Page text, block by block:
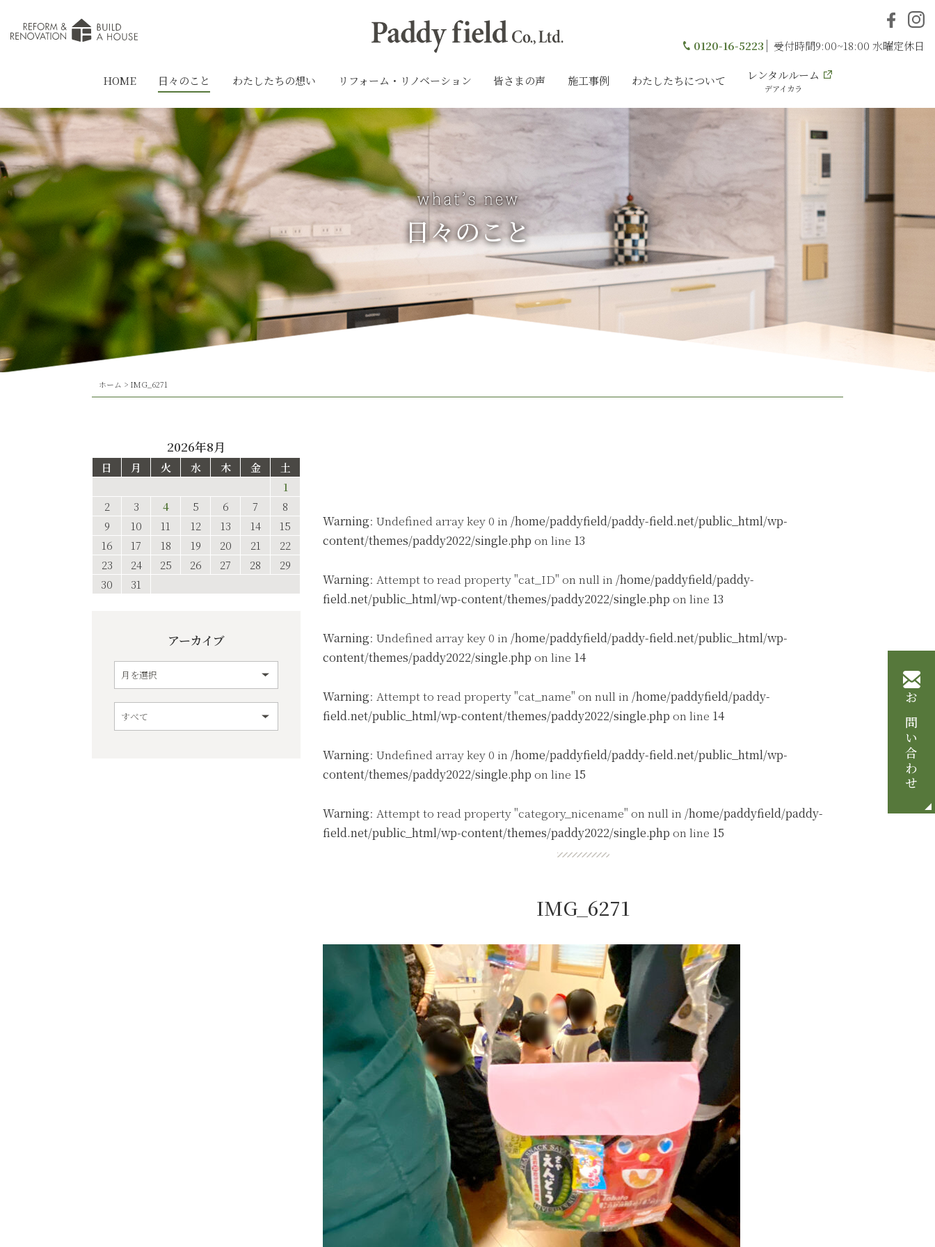
0120-16-5223 受付時間9:00~18:00 水曜定休日
HOME 日々のこと わたしたちの想い リフォーム・リノベーション 皆さまの声 施工事例 わたしたちについて レンタルルーム
デアイカラ
お問い合わせ
日々のこと
ホーム > IMG_6271
Warning: Undefined array key 0 in /home/paddyfield/paddy-field.net/public_html/wp-
content/themes/paddy2022/single.php on line 13
Warning: Attempt to read property "cat_ID" on null in /home/paddyfield/paddy-
field.net/public_html/wp-content/themes/paddy2022/single.php on line 13
Warning: Undefined array key 0 in /home/paddyfield/paddy-field.net/public_html/wp-
content/themes/paddy2022/single.php on line 14
Warning: Attempt to read property "cat_name" on null in /home/paddyfield/paddy-
field.net/public_html/wp-content/themes/paddy2022/single.php on line 14
Warning: Undefined array key 0 in /home/paddyfield/paddy-field.net/public_html/wp-
content/themes/paddy2022/single.php on line 15
Warning: Attempt to read property "category_nicename" on null in /home/paddyfield/paddy-
field.net/public_html/wp-content/themes/paddy2022/single.php on line 15
IMG_6271
2026年8月
日 月 火 水 木 金
土
1
2
3 4 5 6 7
8
9
10 11 12 13 14
15
16
17 18 19 20 21
22
23
24 25 26 27 28
29
30
31
アーカイブ